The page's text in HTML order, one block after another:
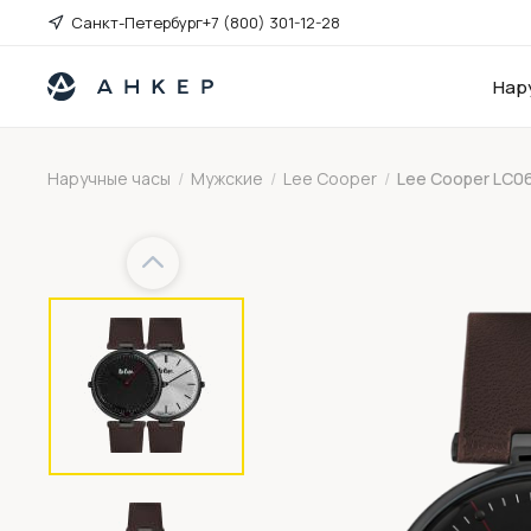
Санкт-Петербург+7 (800) 301-12-28
Наручные часы / Мужские / Lee Cooper / Lee Cooper
Previous